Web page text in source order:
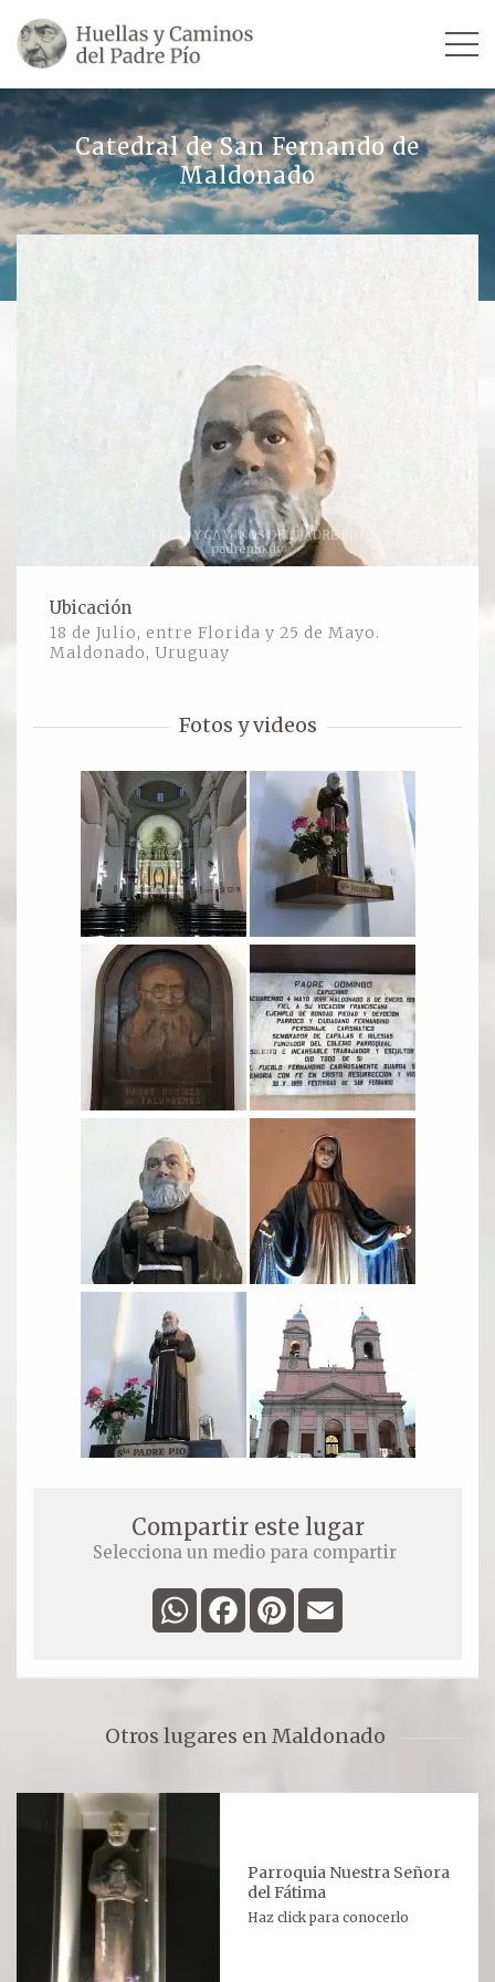
SU VIDA
TESTIMONIOS
Revista «La Voz del Padre Pío»
Contar mi testimonio
Compartir un lugar
EL MILAGRO
Galería y testimonios
Reliquias
ORACIONES
Oraciones
Oración para hoy
Novena
RELIQUIAS
Catedral de San Fernando de
Maldonado
Ubicación
18 de Julio, entre Florida y 25 de Mayo.
Maldonado, Uruguay
Fotos y videos
Compartir este lugar
Selecciona un medio para compartir
WhatsAppFacebookPinterest
Otros lugares en Maldonado
Parroquia Nuestra Señora
del Fátima
Haz click para conocerlo